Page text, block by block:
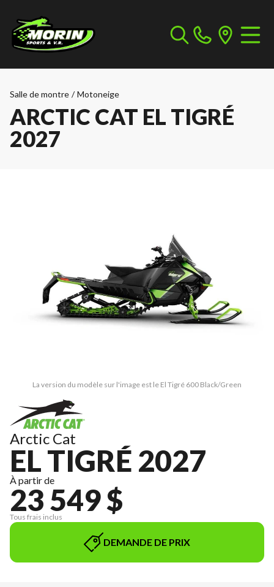
Salle de montre / Motoneige
ARCTIC CAT EL TIGRÉ
2027
La version du modèle sur l'image est le El Tigré 600 Black/Green
Arctic Cat
EL TIGRÉ 2027
À partir de
23 549 $
Tous frais inclus
DEMANDE DE PRIX